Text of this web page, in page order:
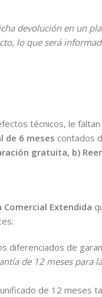
devolución en un
lo que será
técnicos, le
de 6 meses contados
gratuita, b)
Comercial Extendida
diferenciados de
de 12 meses para
de 12 meses